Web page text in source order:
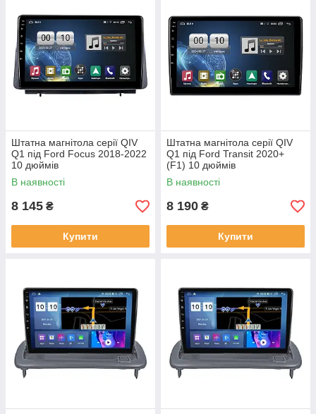
Штатна магнітола серії QIV
Q1 під Ford Focus 2018-2022
10 дюймів
В наявності
8 145 ₴
Купити
Штатна магнітола серії QIV
Q1 під Ford Transit 2020+
(F1) 10 дюймів
В наявності
8 190 ₴
Купити